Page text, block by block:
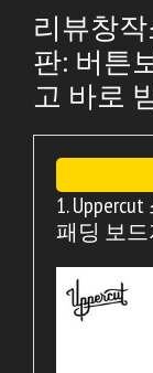
리뷰창작
판: 버튼
고 바로
1.
패딩 보